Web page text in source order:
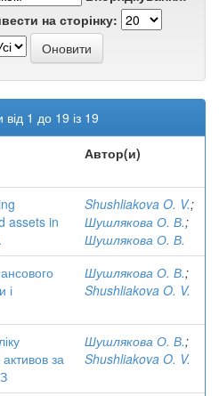
на сторінку:
від 1 до 19 із 19
Автор(и)
assets in
Shushliakova O. V.;
Шушлякова О. В.;
Шушлякова О. В.
і
Шушлякова О. В.;
Shushliakova O. V.
за
Шушлякова О. В.;
Shushliakova O. V.